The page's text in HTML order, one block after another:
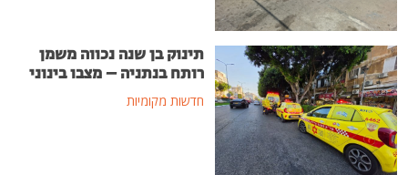
תינוק בן שנה נכווה משמן
רותח בנתניה – מצבו בינוני
חדשות מקומיות